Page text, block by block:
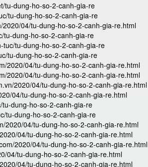
tu-dung-ho-so-2-canh-gia-re
tu-dung-ho-so-2-canh-gia-re
2020/04/tu-dung-ho-so-2-canh-gia-re.html
tu-dung-ho-so-2-canh-gia-re
tuc/tu-dung-ho-so-2-canh-gia-re
tu-dung-ho-so-2-canh-gia-re
2020/04/tu-dung-ho-so-2-canh-gia-re.html
2020/04/tu-dung-ho-so-2-canh-gia-re.html
2020/04/tu-dung-ho-so-2-canh-gia-re.html
04/tu-dung-ho-so-2-canh-gia-re.html
dung-ho-so-2-canh-gia-re
tu-dung-ho-so-2-canh-gia-re
2020/04/tu-dung-ho-so-2-canh-gia-re.html
04/tu-dung-ho-so-2-canh-gia-re.html
2020/04/tu-dung-ho-so-2-canh-gia-re.html
04/tu-dung-ho-so-2-canh-gia-re.html
04/tu-dung-ho-so-2-canh-gia-re.html